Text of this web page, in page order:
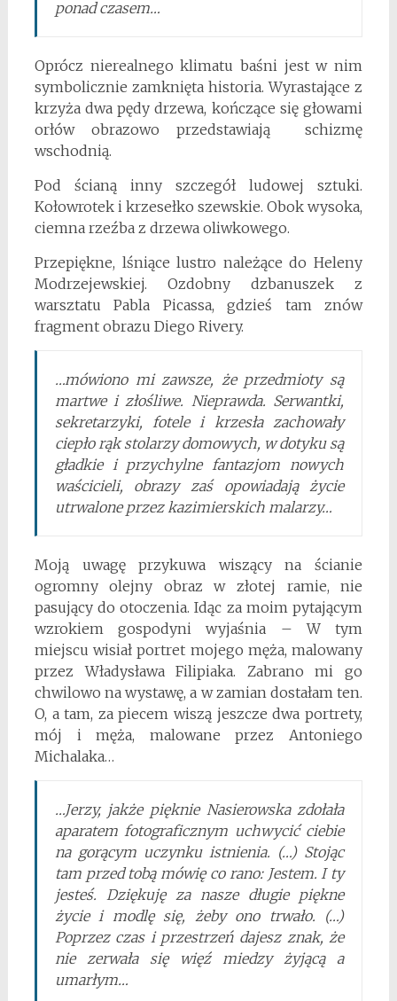
ponad czasem…
Oprócz nierealnego klimatu baśni jest w nim
symbolicznie zamknięta historia. Wyrastające z
krzyża dwa pędy drzewa, kończące się głowami
orłów obrazowo przedstawiają schizmę
wschodnią.
Pod ścianą inny szczegół ludowej sztuki.
Kołowrotek i krzesełko szewskie. Obok wysoka,
ciemna rzeźba z drzewa oliwkowego.
Przepiękne, lśniące lustro należące do Heleny
Modrzejewskiej. Ozdobny dzbanuszek z
warsztatu Pabla Picassa, gdzieś tam znów
fragment obrazu Diego Rivery.
…mówiono mi zawsze, że przedmioty są
martwe i złośliwe. Nieprawda. Serwantki,
sekretarzyki, fotele i krzesła zachowały
ciepło rąk stolarzy domowych, w dotyku są
gładkie i przychylne fantazjom nowych
waścicieli, obrazy zaś opowiadają życie
utrwalone przez kazimierskich malarzy…
Moją uwagę przykuwa wiszący na ścianie
ogromny olejny obraz w złotej ramie, nie
pasujący do otoczenia. Idąc za moim pytającym
wzrokiem gospodyni wyjaśnia – W tym
miejscu wisiał portret mojego męża, malowany
przez Władysława Filipiaka. Zabrano mi go
chwilowo na wystawę, a w zamian dostałam ten.
O, a tam, za piecem wiszą jeszcze dwa portrety,
mój i męża, malowane przez Antoniego
Michalaka…
…Jerzy, jakże pięknie Nasierowska zdołała
aparatem fotograficznym uchwycić ciebie
na gorącym uczynku istnienia. (…) Stojąc
tam przed tobą mówię co rano: Jestem. I ty
jesteś. Dziękuję za nasze długie piękne
życie i modlę się, żeby ono trwało. (…)
Poprzez czas i przestrzeń dajesz znak, że
nie zerwała się więź miedzy żyjącą a
umarłym…